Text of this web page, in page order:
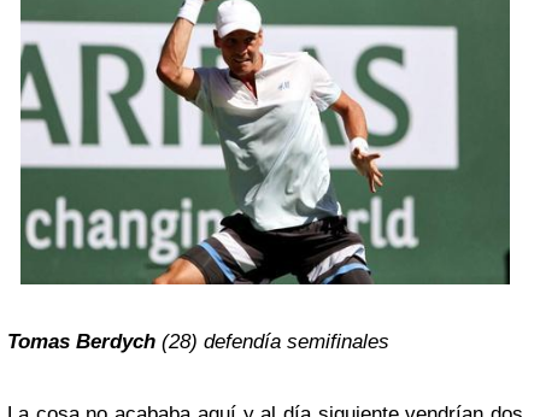
Tomas Berdych (28) defendía semifinales